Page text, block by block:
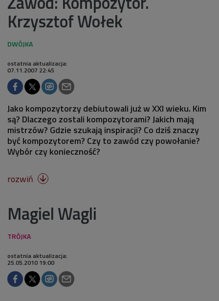
Krzysztof Wołek
ostatnia aktualizacja:
07.11.2007 22:45
Jako kompozytorzy debiutowali już w XXI wieku. Kim
są? Dlaczego zostali kompozytorami? Jakich mają
mistrzów? Gdzie szukają inspiracji? Co dziś znaczy
być kompozytorem? Czy to zawód czy powołanie?
Wybór czy konieczność?
rozwiń 
Magiel Wagli
ostatnia aktualizacja:
25.05.2010 19:00